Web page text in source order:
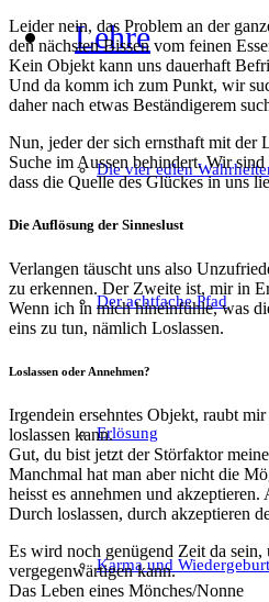
Lehre
Die vier edlen
Der achtfache Pfad
Erlösung
Karma und Wiedergeburt
Leider nein, das Problem an der
den nächsten Bissen vom feinen
Kein Objekt kann uns dauerhaft
Und da komm ich zum Punkt, wir
daher nach etwas Beständigerem
Nun, jeder der sich ernsthaft mit der
Suche im Aussen behindert. Wir
dass die Quelle des Glückes in uns
Die Auflösung der Sinneslust
Verlangen täuscht uns also
zu erkennen. Der Zweite ist, mir in
Wenn ich in mich hineinfühle, was
eins zu tun, nämlich Loslassen.
Loslassen oder Annehmen?
Irgendein ersehntes Objekt, raubt
loslassen kann.
Gut, du bist jetzt der Störfaktor
Manchmal hat man aber nicht die
heisst es annehmen und
Durch loslassen, durch akzeptieren
Es wird noch genügend Zeit da
vergegenwärtigen kann.
Das Leben eines Mönches/Nonne